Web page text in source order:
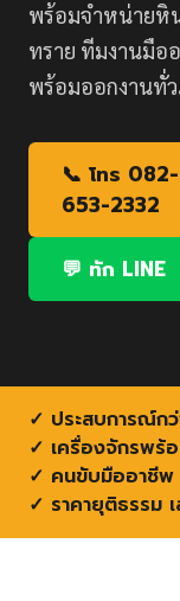
พร้อมจำหน่ายหิ
ทราย ทีมงานมือ
พร้อมออกงานทั่ว
📞 โทร 082-
653-2332
💬 ทัก LINE
✓ ประสบการณ์ก
✓ เครื่องจักรพร้อ
✓ คนขับมืออาชี
✓ ราคายุติธรรม เ